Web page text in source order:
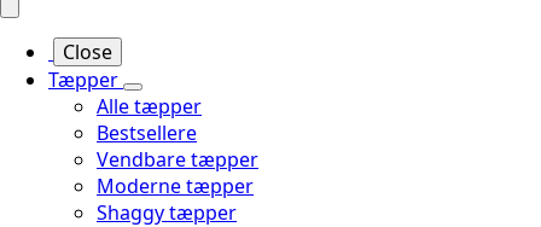
Close
Tæpper
Alle tæpper
Bestsellere
Vendbare tæpper
Moderne tæpper
Shaggy tæpper